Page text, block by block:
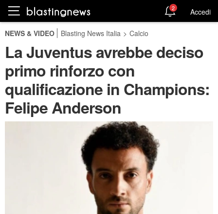
2 Accedi
NEWS & VIDEO Blasting News Italia > Calcio
La Juventus avrebbe deciso
primo rinforzo con
qualificazione in Champions:
Felipe Anderson